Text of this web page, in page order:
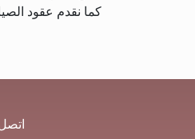
كما نقدم عقود